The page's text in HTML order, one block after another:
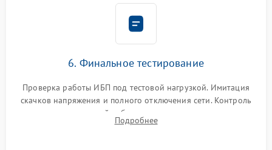
6. Финальное тестирование
Проверка работы ИБП под тестовой нагрузкой. Имитация
скачков напряжения и полного отключения сети. Контроль
времени автономной работы, температурного режима и
корректности формы выходного сигнала.
Подробнее